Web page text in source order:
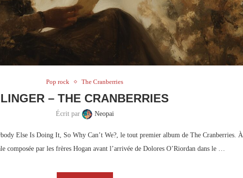
Pop rock The Cranberries
LINGER – THE CRANBERRIES
Écrit par Neopai
Else Is Doing It, So Why Can’t We?, le tout premier album de The Cranberries.
composée par les frères Hogan avant l’arrivée de Dolores O’Riordan dans le …